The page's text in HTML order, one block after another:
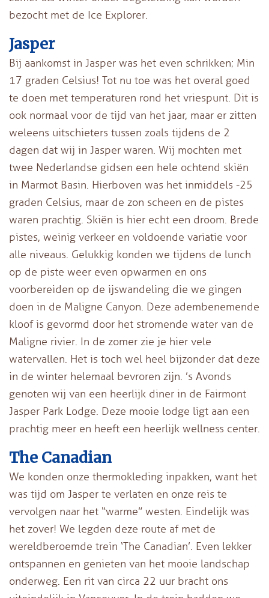
bezocht met de Ice Explorer.
Jasper
Bij aankomst in Jasper was het even schrikken; Min
17 graden Celsius! Tot nu toe was het overal goed
te doen met temperaturen rond het vriespunt. Dit is
ook normaal voor de tijd van het jaar, maar er zitten
weleens uitschieters tussen zoals tijdens de 2
dagen dat wij in Jasper waren. Wij mochten met
twee Nederlandse gidsen een hele ochtend skiën
in Marmot Basin. Hierboven was het inmiddels -25
graden Celsius, maar de zon scheen en de pistes
waren prachtig. Skiën is hier echt een droom. Brede
pistes, weinig verkeer en voldoende variatie voor
alle niveaus. Gelukkig konden we tijdens de lunch
op de piste weer even opwarmen en ons
voorbereiden op de ijswandeling die we gingen
doen in de Maligne Canyon. Deze adembenemende
kloof is gevormd door het stromende water van de
Maligne rivier. In de zomer zie je hier vele
watervallen. Het is toch wel heel bijzonder dat deze
in de winter helemaal bevroren zijn. ’s Avonds
genoten wij van een heerlijk diner in de Fairmont
Jasper Park Lodge. Deze mooie lodge ligt aan een
prachtig meer en heeft een heerlijk wellness center.
The Canadian
We konden onze thermokleding inpakken, want het
was tijd om Jasper te verlaten en onze reis te
vervolgen naar het “warme” westen. Eindelijk was
het zover! We legden deze route af met de
wereldberoemde trein ‘The Canadian’. Even lekker
ontspannen en genieten van het mooie landschap
onderweg. Een rit van circa 22 uur bracht ons